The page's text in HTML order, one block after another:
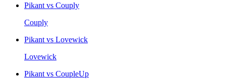
Pikant vs Couply
Couply
Pikant vs Lovewick
Lovewick
Pikant vs CoupleUp